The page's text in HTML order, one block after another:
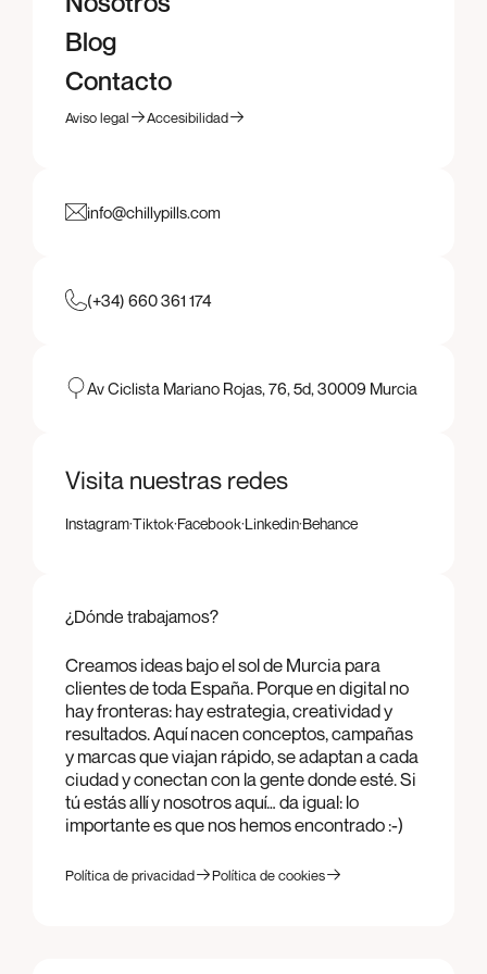
Nosotros
Blog
Blog
Contacto
Contacto
Aviso legal Accesibilidad
info@chillypills.com
(+34) 660 361 174
Av Ciclista Mariano Rojas, 76, 5d, 30009 Murcia
Visita nuestras redes
Instagram·Tiktok·Facebook·Linkedin·Behance
¿Dónde trabajamos?
Creamos ideas bajo el sol de Murcia para
clientes de toda España. Porque en digital no
hay fronteras: hay estrategia, creatividad y
resultados. Aquí nacen conceptos, campañas
y marcas que viajan rápido, se adaptan a cada
ciudad y conectan con la gente donde esté. Si
tú estás allí y nosotros aquí… da igual: lo
importante es que nos hemos encontrado :-)
Política de privacidad Política de cookies